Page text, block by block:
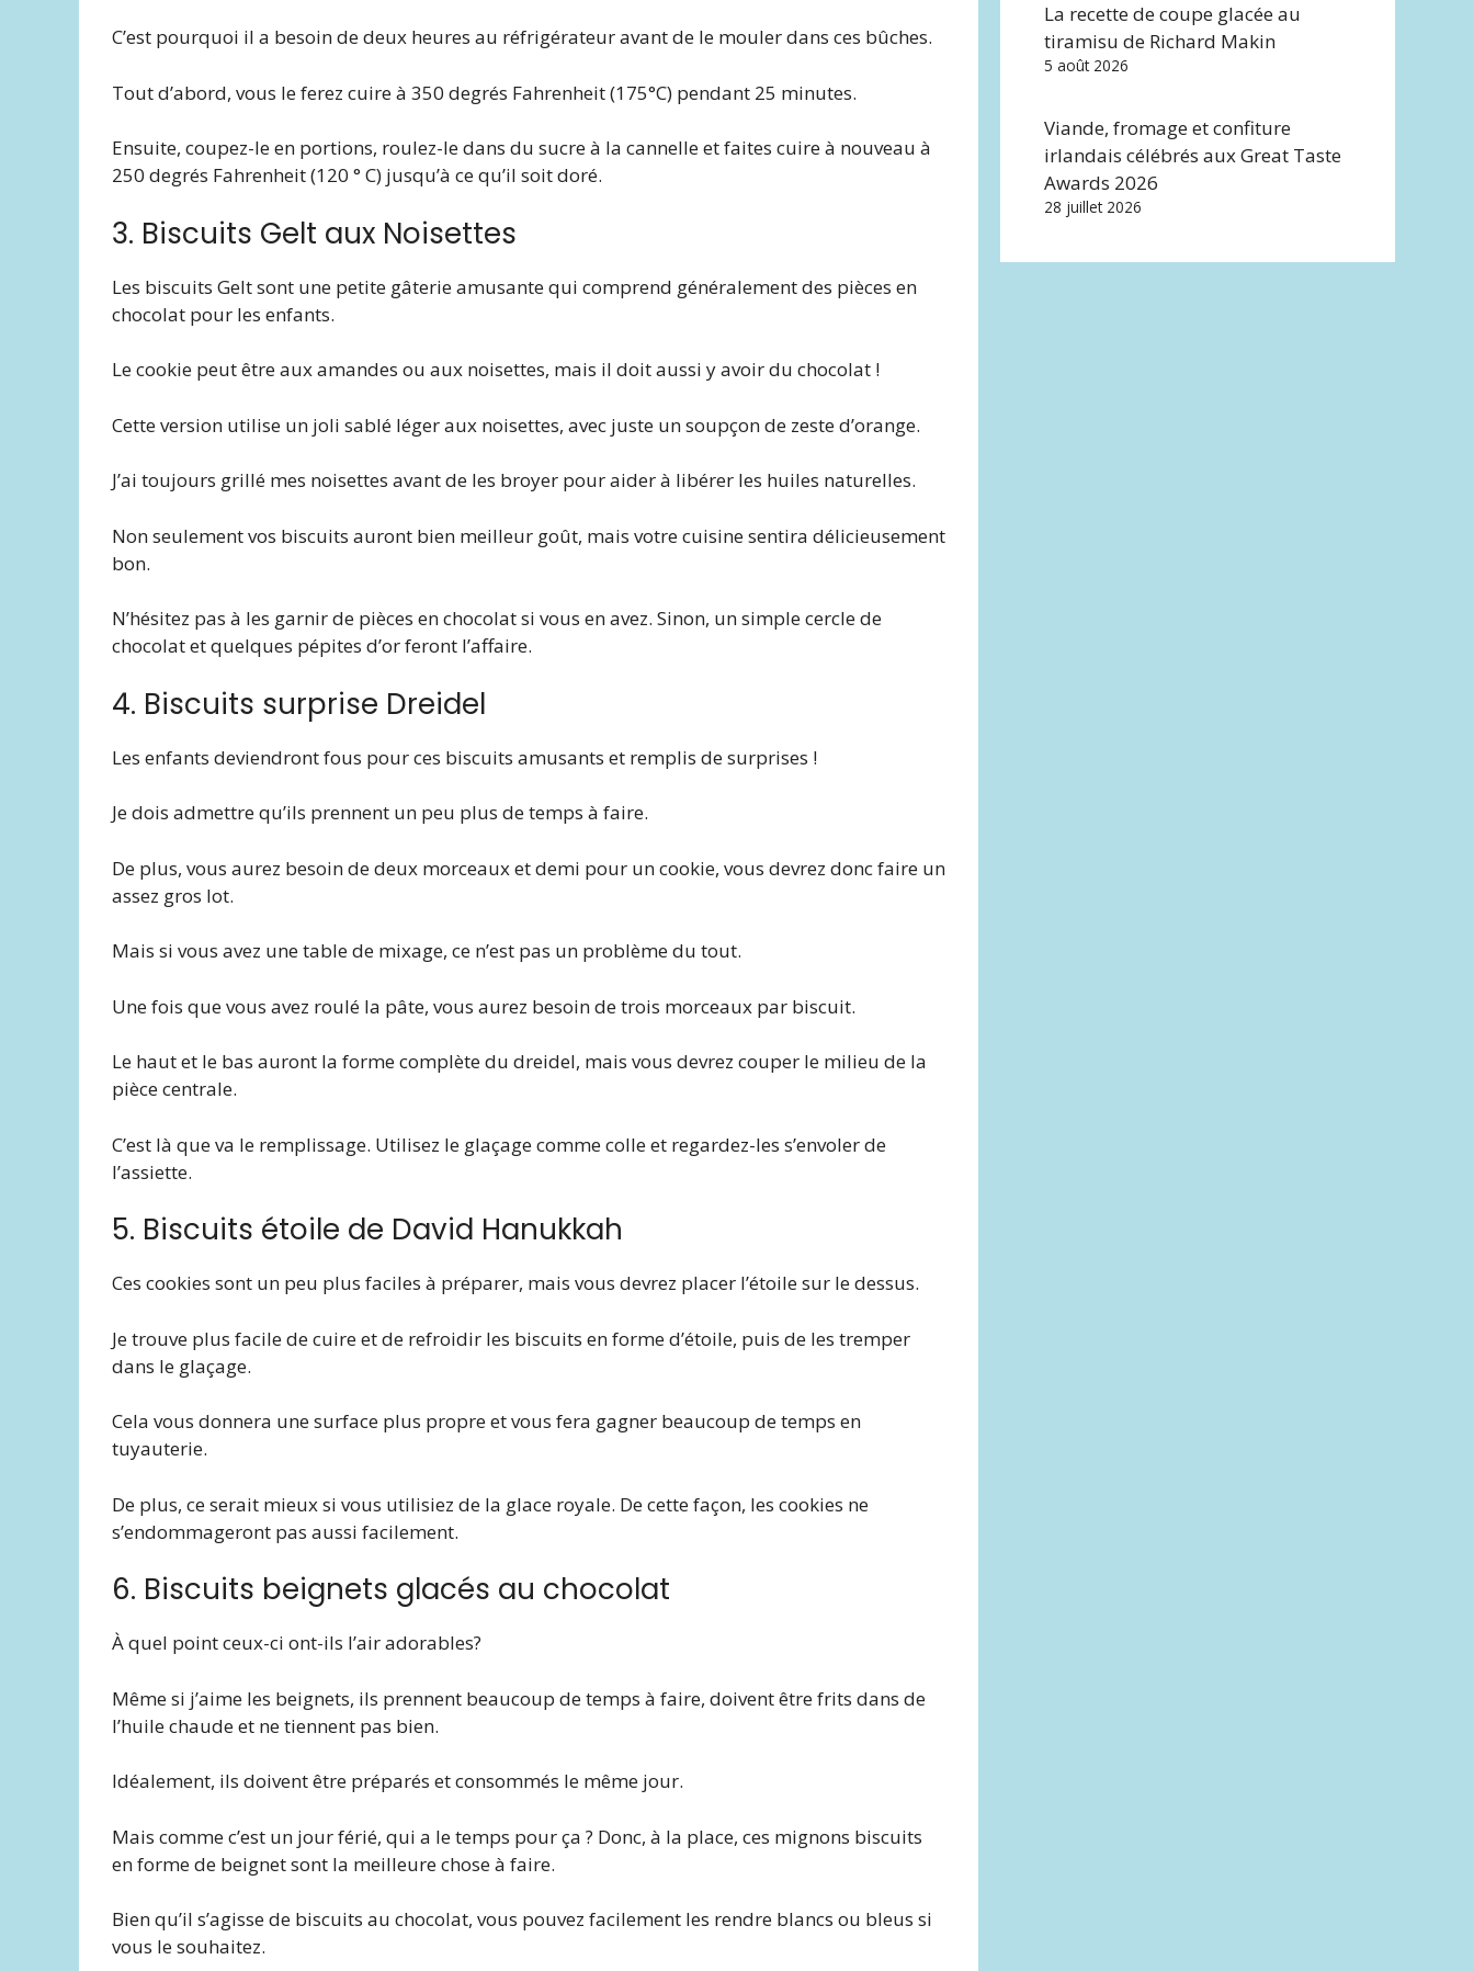
C’est pourquoi il a besoin de deux heures au réfrigérateur avant de le mouler dans ces bûches.
Tout d’abord, vous le ferez cuire à 350 degrés Fahrenheit (175°C) pendant 25 minutes.
Ensuite, coupez-le en portions, roulez-le dans du sucre à la cannelle et faites cuire à nouveau à
250 degrés Fahrenheit (120 ° C) jusqu’à ce qu’il soit doré.
3. Biscuits Gelt aux Noisettes
Les biscuits Gelt sont une petite gâterie amusante qui comprend généralement des pièces en
chocolat pour les enfants.
Le cookie peut être aux amandes ou aux noisettes, mais il doit aussi y avoir du chocolat !
Cette version utilise un joli sablé léger aux noisettes, avec juste un soupçon de zeste d’orange.
J’ai toujours grillé mes noisettes avant de les broyer pour aider à libérer les huiles naturelles.
Non seulement vos biscuits auront bien meilleur goût, mais votre cuisine sentira délicieusement
bon.
N’hésitez pas à les garnir de pièces en chocolat si vous en avez. Sinon, un simple cercle de
chocolat et quelques pépites d’or feront l’affaire.
4. Biscuits surprise Dreidel
Les enfants deviendront fous pour ces biscuits amusants et remplis de surprises !
Je dois admettre qu’ils prennent un peu plus de temps à faire.
De plus, vous aurez besoin de deux morceaux et demi pour un cookie, vous devrez donc faire un
assez gros lot.
Mais si vous avez une table de mixage, ce n’est pas un problème du tout.
Une fois que vous avez roulé la pâte, vous aurez besoin de trois morceaux par biscuit.
Le haut et le bas auront la forme complète du dreidel, mais vous devrez couper le milieu de la
pièce centrale.
C’est là que va le remplissage. Utilisez le glaçage comme colle et regardez-les s’envoler de
l’assiette.
5. Biscuits étoile de David Hanukkah
Ces cookies sont un peu plus faciles à préparer, mais vous devrez placer l’étoile sur le dessus.
Je trouve plus facile de cuire et de refroidir les biscuits en forme d’étoile, puis de les tremper
dans le glaçage.
Cela vous donnera une surface plus propre et vous fera gagner beaucoup de temps en
tuyauterie.
De plus, ce serait mieux si vous utilisiez de la glace royale. De cette façon, les cookies ne
s’endommageront pas aussi facilement.
6. Biscuits beignets glacés au chocolat
À quel point ceux-ci ont-ils l’air adorables?
Même si j’aime les beignets, ils prennent beaucoup de temps à faire, doivent être frits dans de
l’huile chaude et ne tiennent pas bien.
Idéalement, ils doivent être préparés et consommés le même jour.
Mais comme c’est un jour férié, qui a le temps pour ça ? Donc, à la place, ces mignons biscuits
en forme de beignet sont la meilleure chose à faire.
Bien qu’il s’agisse de biscuits au chocolat, vous pouvez facilement les rendre blancs ou bleus si
vous le souhaitez.
La recette de coupe glacée au
tiramisu de Richard Makin
5 août 2026
Viande, fromage et confiture
irlandais célébrés aux Great Taste
Awards 2026
28 juillet 2026